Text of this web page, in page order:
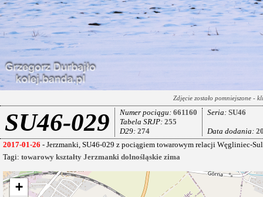
Zdjęcie zostało pomniejszone -
SU46-029 Numer pociągu: 661160
Tabela SRJP: 255
D29: 274
Seria: SU46
Data dodania:
2017-01-26 - Jerzmanki, SU46-029 z pociągiem towarowym relacji Węgliniec-
Tagi: towarowy kształty Jerzmanki dolnośląskie zima
+